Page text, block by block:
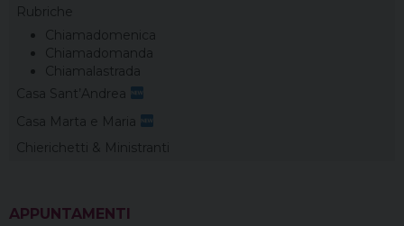
Rubriche
Chiamadomenica
Chiamadomanda
Chiamalastrada
Casa Sant’Andrea
Casa Marta e Maria
Chierichetti & Ministranti
APPUNTAMENTI